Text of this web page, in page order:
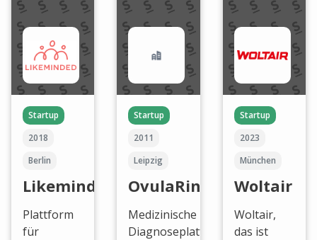
Startup
2018
Berlin
Likeminded
Plattform
für
Startup
2011
Leipzig
OvulaRing
Medizinische
Diagnoseplattform
Startup
2023
München
Woltair
Woltair,
das ist